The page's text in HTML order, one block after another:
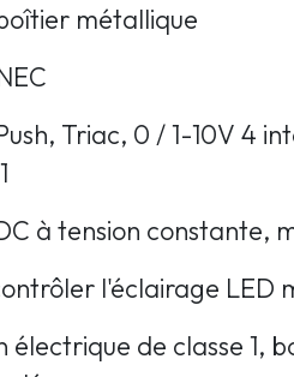
métallique
Triac, 0 / 1-10V 4
à tension constante,
l'éclairage LED
électrique de classe 1,